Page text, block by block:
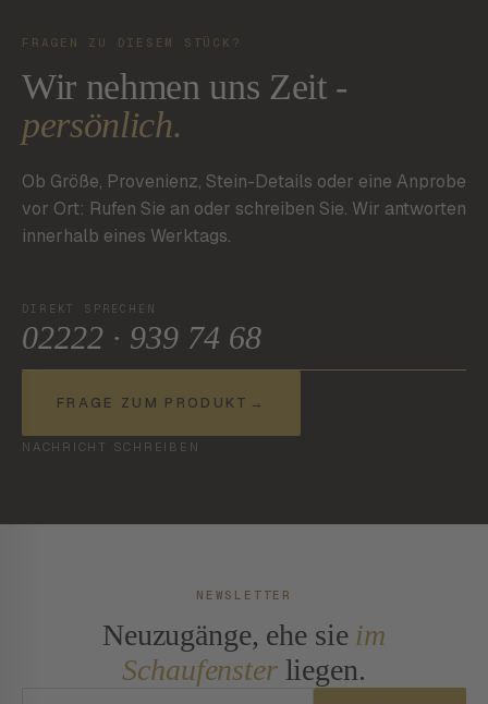
FRAGEN ZU DIESEM STÜCK?
Wir nehmen uns Zeit -
persönlich.
Ob Größe, Provenienz, Stein-Details oder eine Anprobe
vor Ort: Rufen Sie an oder schreiben Sie. Wir antworten
innerhalb eines Werktags.
DIREKT SPRECHEN
02222 · 939 74 68
FRAGE ZUM PRODUKT →
NACHRICHT SCHREIBEN
NEWSLETTER
Neuzugänge, ehe sie im
Schaufensterliegen.